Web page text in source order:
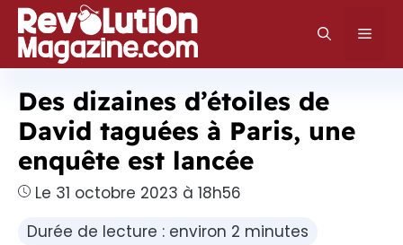
Aller
au
contenu
Des dizaines d’étoiles de
David taguées à Paris, une
enquête est lancée
Le 31 octobre 2023 à 18h56
Durée de lecture : environ 2 minutes